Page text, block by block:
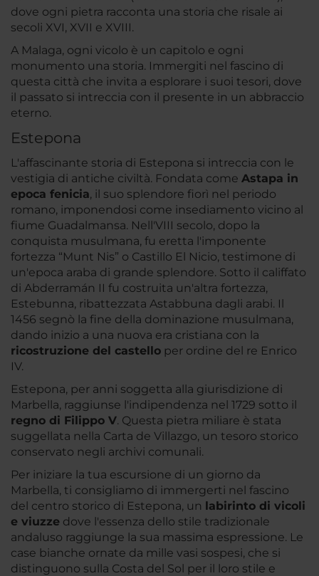
dove ogni pietra racconta una storia che risale ai
secoli XVI, XVII e XVIII.
A Malaga, ogni vicolo è un capitolo e ogni
monumento una storia. Immergiti nel fascino di
questa città che invita a esplorare i suoi tesori, dove
il passato si intreccia con il presente in un abbraccio
eterno.
Estepona
L'affascinante storia di Estepona si intreccia con le
vestigia di antiche civiltà. Fondata come Astapa in
epoca fenicia, il suo splendore fiorì nel periodo
romano, imponendosi come insediamento vicino al
fiume Guadalmansa. Nell'VIII secolo, dopo la
conquista musulmana, fu eretta l'imponente
fortezza “Munt Nis” o Castillo El Nicio, testimone di
un'epoca araba di grande splendore. Sotto il califfato
di Abderramán II fu costruita un'altra fortezza,
Estebunna, ribattezzata Astabbuna dagli arabi. Il
1456 segnò la fine della dominazione musulmana,
dando inizio a una nuova era cristiana con la
ricostruzione del castello per ordine del re Enrico
IV.
Estepona, per anni soggetta alla giurisdizione di
Marbella, raggiunse l'indipendenza nel 1729 sotto il
regno di Filippo V. Questa pietra miliare è stata
suggellata nella Carta de Villazgo, un tesoro storico
conservato negli archivi comunali.
Per iniziare la tua escursione di un giorno da
Marbella, ti consigliamo di immergerti nel fascino
del centro storico di Estepona, un labirinto di vicoli
e viuzze dove l'essenza dello stile tradizionale
andaluso raggiunge la sua massima espressione. Le
case bianche ornate da mille vasi sospesi, che si
distinguono sulla Costa del Sol per il loro stile e